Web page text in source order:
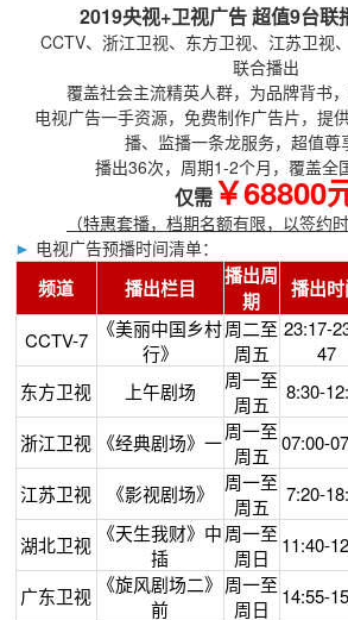
2019央视+卫视广告 超值9台联
CCTV、浙江卫视、东方卫视、江苏卫视
联合播出
覆盖社会主流精英人群，为品牌背书
电视广告一手资源，免费制作广告片，提
播、监播一条龙服务，超值尊
播出36次，周期1-2个月，覆盖全
仅需￥68800
（特惠套播，档期名额有限，以签约
► 电视广告预播时间清单：
频道 播出栏目
播出周
期
播出
CCTV-7
《美丽中国乡村
行》
周二至
周五
23:17-23
47
东方卫视 上午剧场
周一至
周五
8:30-
浙江卫视 《经典剧场》一周一至
周五
07:00-
江苏卫视 《影视剧场》
周一至
周五
7:20-
湖北卫视
《天生我财》中
插
周一至
周日
11:40-
广东卫视
《旋风剧场二》
前
周一至
周日
14:55-